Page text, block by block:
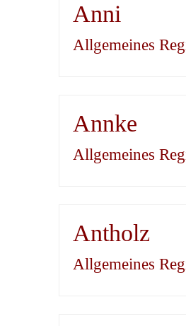
Anni
Allgemeines
Annke
Allgemeines
Antholz
Allgemeines